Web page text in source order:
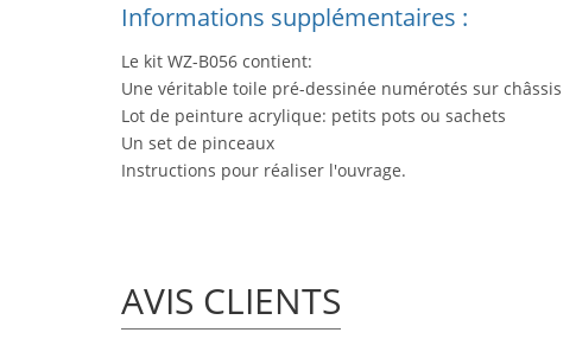
Informations supplémentaires :
Le kit WZ-B056 contient:
Une véritable toile pré-dessinée numérotés sur châssis
Lot de peinture acrylique: petits pots ou sachets
Un set de pinceaux
Instructions pour réaliser l'ouvrage.
AVIS CLIENTS